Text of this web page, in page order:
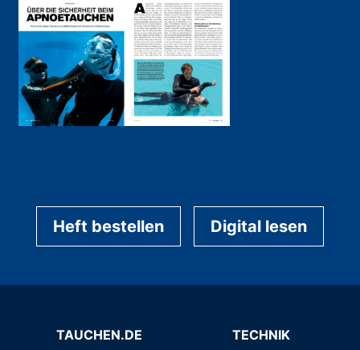
Heft bestellen Digital lesen
TAUCHEN.DE TECHNIK